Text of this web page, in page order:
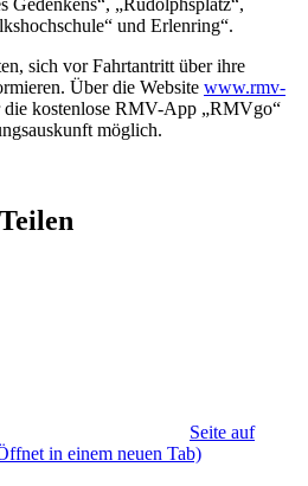
Gedenkens“, „Rudolphsplatz“,
und Erlenring“.
sich vor Fahrtantritt über ihre
Über die Website www.rmv-
die kostenlose RMV-App „RMVgo“
möglich.
Seite auf
in einem neuen Tab)